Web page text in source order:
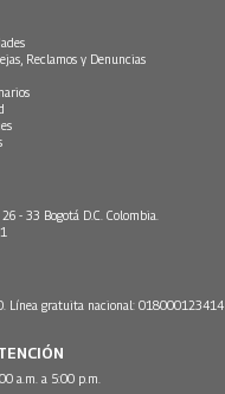
Reclamos y Denuncias
- 33 Bogotá D.C. Colombia.
Línea gratuita nacional: 018000123414
a.m. a 5:00 p.m.